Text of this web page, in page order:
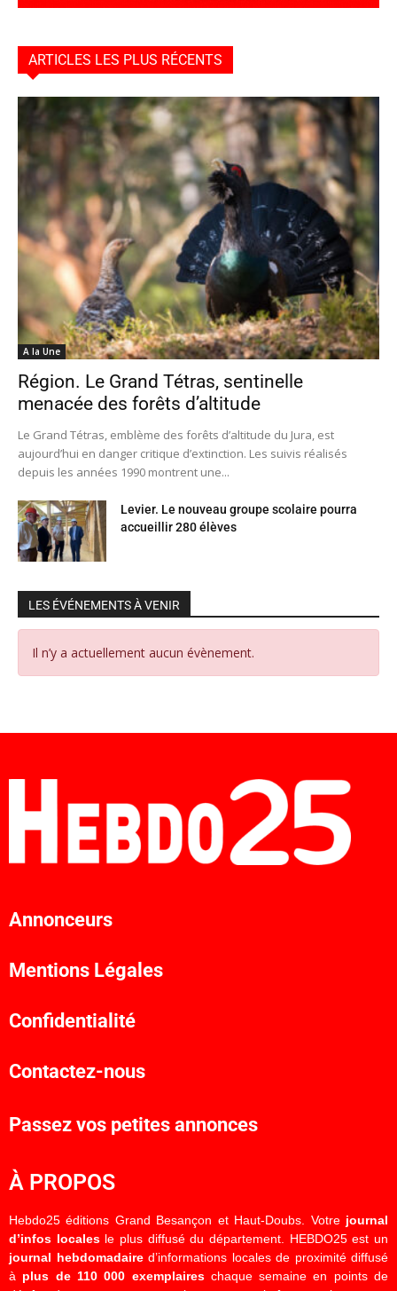
ARTICLES LES PLUS RÉCENTS
A la Une
Région. Le Grand Tétras, sentinelle
menacée des forêts d’altitude
Le Grand Tétras, emblème des forêts d’altitude du Jura, est
aujourd’hui en danger critique d’extinction. Les suivis réalisés
depuis les années 1990 montrent une...
Levier. Le nouveau groupe scolaire pourra
accueillir 280 élèves
LES ÉVÉNEMENTS À VENIR
Il n’y a actuellement aucun évènement.
Annonceurs
Mentions Légales
Confidentialité
Contactez-nous
Passez vos petites annonces
À PROPOS
Hebdo25 éditions Grand Besançon et Haut-Doubs. Votre journal
d’infos localesle plus diffusé du département. HEBDO25 est un
journal hebdomadaired’informations locales de proximité diffusé
à plus de 110 000 exemplaireschaque semaine en points de